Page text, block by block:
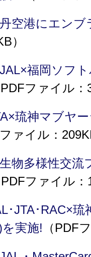
丹空港にエン
）
JAL×福岡ソフ
PDFファイル
琉神マブヤ
ファイル：
生物多様性交
PDFファイル
･JTA･RAC×
実施! （PDF